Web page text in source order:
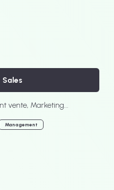
Sales
vente, Marketing...
Management